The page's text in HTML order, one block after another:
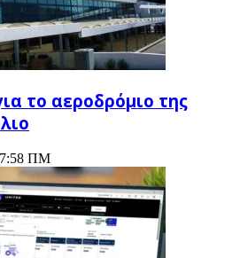
το αεροδρόμιο της
7:58 ΠΜ